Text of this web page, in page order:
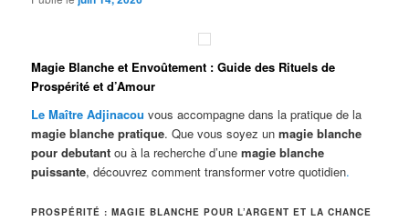
Magie Blanche et Envoûtement : Guide des Rituels de
Prospérité et d’Amour
Le Maître Adjinacou vous accompagne dans la pratique de la
magie blanche pratique. Que vous soyez unmagie blanche
pour debutant ou à la recherche d’unemagie blanche
puissante, découvrez comment transformer votre quotidien.
PROSPÉRITÉ : MAGIE BLANCHE POUR L’ARGENT ET LA CHANCE